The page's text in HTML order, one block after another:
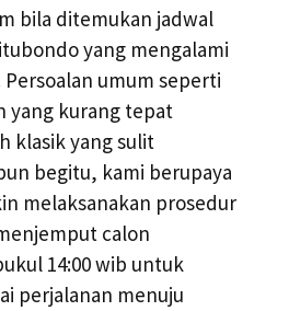
bila ditemukan jadwal
yang mengalami
umum seperti
yang kurang tepat
klasik yang sulit
begitu, kami berupaya
melaksanakan prosedur
calon
14:00 wib untuk
perjalanan menuju